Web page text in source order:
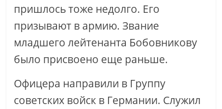
пришлось тоже недолго. Его
призывают в армию. Звание
младшего лейтенанта Бобовникову
было присвоено еще раньше.
Офицера направили в Группу
советских войск в Германии. Служил